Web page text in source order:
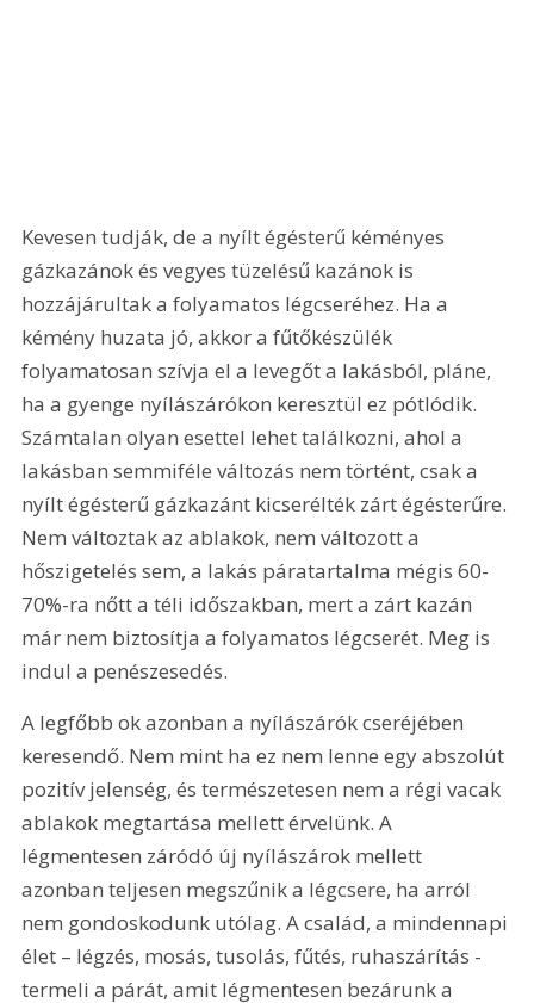
Kevesen tudják, de a nyílt égésterű kéményes
gázkazánok és vegyes tüzelésű kazánok is
hozzájárultak a folyamatos légcseréhez. Ha a
kémény huzata jó, akkor a fűtőkészülék
folyamatosan szívja el a levegőt a lakásból, pláne,
ha a gyenge nyílászárókon keresztül ez pótlódik.
Számtalan olyan esettel lehet találkozni, ahol a
lakásban semmiféle változás nem történt, csak a
nyílt égésterű gázkazánt kicserélték zárt égésterűre.
Nem változtak az ablakok, nem változott a
hőszigetelés sem, a lakás páratartalma mégis 60-
70%-ra nőtt a téli időszakban, mert a zárt kazán
már nem biztosítja a folyamatos légcserét. Meg is
indul a penészesedés.
A legfőbb ok azonban a nyílászárók cseréjében
keresendő. Nem mint ha ez nem lenne egy abszolút
pozitív jelenség, és természetesen nem a régi vacak
ablakok megtartása mellett érvelünk. A
légmentesen záródó új nyílászárok mellett
azonban teljesen megszűnik a légcsere, ha arról
nem gondoskodunk utólag. A család, a mindennapi
élet – légzés, mosás, tusolás, fűtés, ruhaszárítás -
termeli a párát, amit légmentesen bezárunk a